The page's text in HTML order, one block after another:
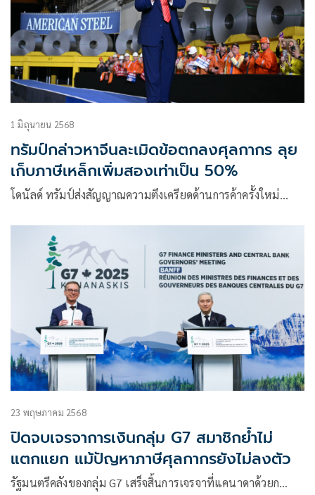
1 มิถุนายน 2568
ทรัมป์กล่าวหาจีนละเมิดข้อตกลงศุลกากร ลุย
เก็บภาษีเหล็กเพิ่มสองเท่าเป็น 50%
โดนัลด์ ทรัมป์ส่งสัญญาณความตึงเครียดด้านการค้าครั้งใหม่…
23 พฤษภาคม 2568
ปิดจบเจรจาการเงินกลุ่ม G7 สมาชิกย้ำไม่
แตกแยก แม้ปัญหาภาษีศุลกากรยังไม่ลงตัว
รัฐมนตรีคลังของกลุ่ม G7 เสร็จสิ้นการเจรจาที่แคนาดาด้วยก…